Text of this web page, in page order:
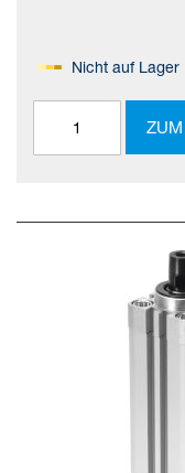
Nicht auf Lager